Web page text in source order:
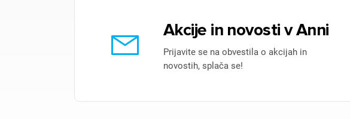
Akcije in novosti v Anni
Prijavite se na obvestila o akcijah in
novostih, splača se!